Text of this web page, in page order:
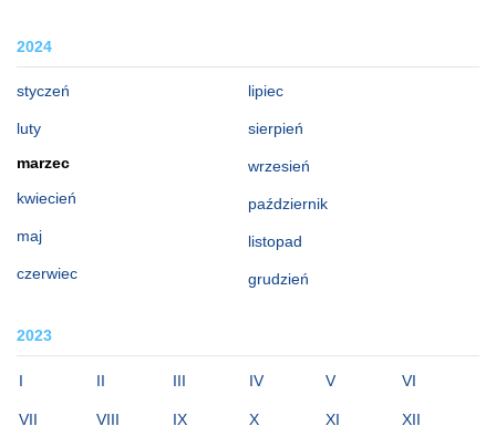
2024
styczeń
luty
marzec
kwiecień
maj
czerwiec
lipiec
sierpień
wrzesień
październik
listopad
grudzień
2023
I II III IV V VI
VII VIII IX X XI XII